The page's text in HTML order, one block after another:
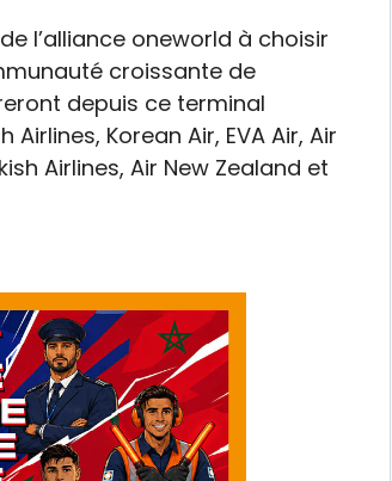
l’alliance oneworld à choisir
croissante de
depuis ce terminal
Airlines, Korean Air, EVA Air, Air
Airlines, Air New Zealand et